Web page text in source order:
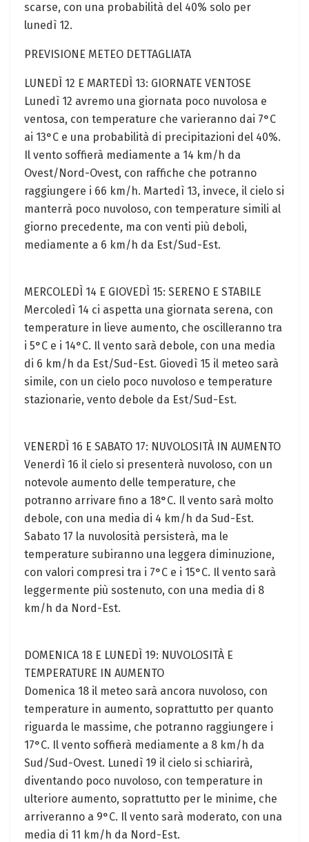
scarse, con una probabilità del 40% solo per
lunedì 12.
PREVISIONE METEO DETTAGLIATA
LUNEDÌ 12 E MARTEDÌ 13: GIORNATE VENTOSE
Lunedì 12 avremo una giornata poco nuvolosa e
ventosa, con temperature che varieranno dai 7°C
ai 13°C e una probabilità di precipitazioni del 40%.
Il vento soffierà mediamente a 14 km/h da
Ovest/Nord-Ovest, con raffiche che potranno
raggiungere i 66 km/h. Martedì 13, invece, il cielo si
manterrà poco nuvoloso, con temperature simili al
giorno precedente, ma con venti più deboli,
mediamente a 6 km/h da Est/Sud-Est.
MERCOLEDÌ 14 E GIOVEDÌ 15: SERENO E STABILE
Mercoledì 14 ci aspetta una giornata serena, con
temperature in lieve aumento, che oscilleranno tra
i 5°C e i 14°C. Il vento sarà debole, con una media
di 6 km/h da Est/Sud-Est. Giovedì 15 il meteo sarà
simile, con un cielo poco nuvoloso e temperature
stazionarie, vento debole da Est/Sud-Est.
VENERDÌ 16 E SABATO 17: NUVOLOSITÀ IN AUMENTO
Venerdì 16 il cielo si presenterà nuvoloso, con un
notevole aumento delle temperature, che
potranno arrivare fino a 18°C. Il vento sarà molto
debole, con una media di 4 km/h da Sud-Est.
Sabato 17 la nuvolosità persisterà, ma le
temperature subiranno una leggera diminuzione,
con valori compresi tra i 7°C e i 15°C. Il vento sarà
leggermente più sostenuto, con una media di 8
km/h da Nord-Est.
DOMENICA 18 E LUNEDÌ 19: NUVOLOSITÀ E
TEMPERATURE IN AUMENTO
Domenica 18 il meteo sarà ancora nuvoloso, con
temperature in aumento, soprattutto per quanto
riguarda le massime, che potranno raggiungere i
17°C. Il vento soffierà mediamente a 8 km/h da
Sud/Sud-Ovest. Lunedì 19 il cielo si schiarirà,
diventando poco nuvoloso, con temperature in
ulteriore aumento, soprattutto per le minime, che
arriveranno a 9°C. Il vento sarà moderato, con una
media di 11 km/h da Nord-Est.